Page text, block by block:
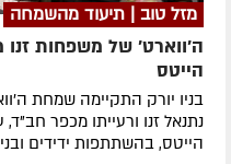
מזל טוב | תיעוד מהשמחה
ה'ווארט' של משפחות זנו
הייטס
בניו יורק התקיימה שמחת
נתנאל זנו ורעייתו מכפר
הייטס, בהשתתפות ידידים